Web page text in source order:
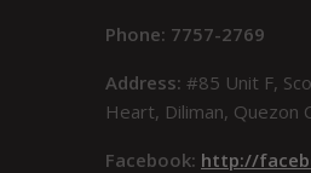
Phone: 7757-2769
Address: #85 Unit F,
Heart, Diliman, Quezon
Facebook: http://